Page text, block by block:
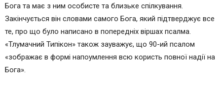
Бога та має з ним особисте та близьке спілкування.
Закінчується він словами самого Бога, який підтверджує все
те, про що було написано в попередніх віршах псалма.
«Тлумачний Типікон» також зауважує, що 90-ий псалом
«зображає в формі напоумлення всю користь повної надії на
Бога».